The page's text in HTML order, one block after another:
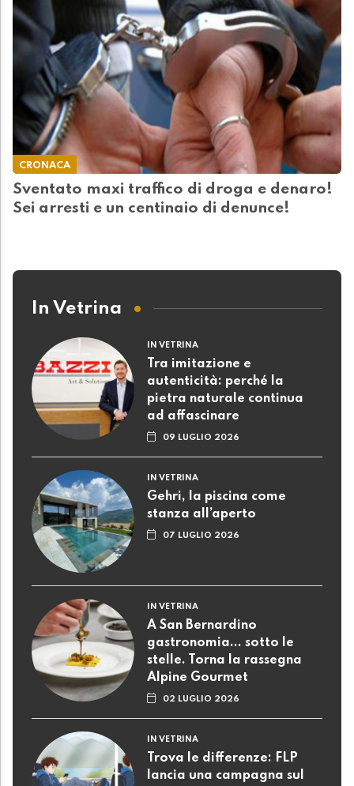
CRONACA
Sventato maxi traffico di droga e denaro!
Sei arresti e un centinaio di denunce!
In Vetrina
IN VETRINA
Tra imitazione e
autenticità: perché la
pietra naturale continua
ad affascinare
09 LUGLIO 2026
IN VETRINA
Gehri, la piscina come
stanza all’aperto
07 LUGLIO 2026
IN VETRINA
A San Bernardino
gastronomia... sotto le
stelle. Torna la rassegna
Alpine Gourmet
02 LUGLIO 2026
IN VETRINA
Trova le differenze: FLP
lancia una campagna sul